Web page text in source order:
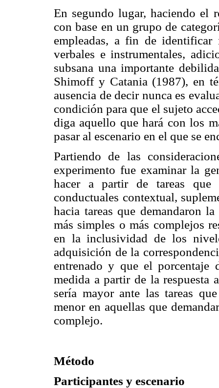
En segundo lugar, haciendo el
con base en un grupo de
empleadas, a fin de identificar
verbales e instrumentales,
subsana una importante
Shimoff y Catania (1987), en
ausencia de decir nunca es
condición para que el sujeto
diga aquello que hará con los
pasar al escenario en el que se
Partiendo de las
experimento fue examinar la
hacer a partir de tareas que
conductuales contextual,
hacia tareas que demandaron
más simples o más complejos
en la inclusividad de los
adquisición de la
entrenado y que el porcentaje
medida a partir de la respuesta
sería mayor ante las tareas
menor en aquellas que
complejo.
Método
Participantes y escenario